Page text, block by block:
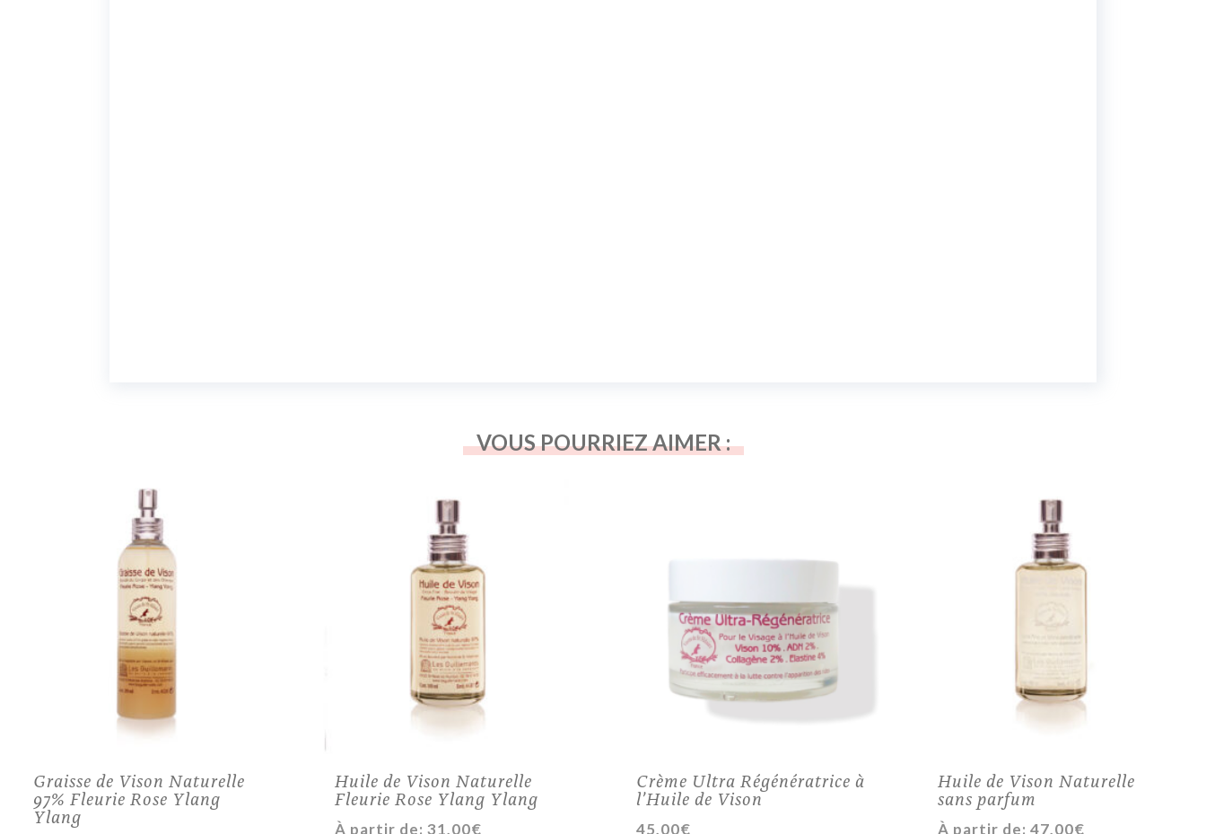
VOUS POURRIEZ AIMER :
Graisse de Vison Naturelle
97% Fleurie Rose Ylang
Ylang
Huile de Vison Naturelle
Fleurie Rose Ylang Ylang
À partir de: 31,00€
Crème Ultra Régénératrice à
l’Huile de Vison
45,00€
Huile de Vison Naturelle
sans parfum
À partir de: 47,00€